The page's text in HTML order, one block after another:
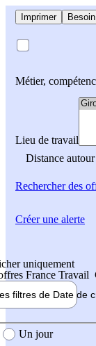
Imprimer
Métier,
Lieu de travail
Distance
Rechercherdes
uniquement
France Travail
filtres de Date de
création de l'offre
Un jour
Créer une alerte